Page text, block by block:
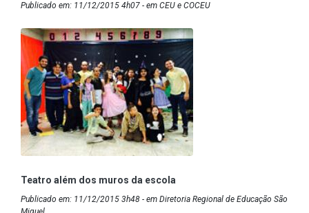
Publicado em: 11/12/2015 4h07 - em CEU e COCEU
Teatro além dos muros da escola
Publicado em: 11/12/2015 3h48 - em Diretoria Regional de Educação São